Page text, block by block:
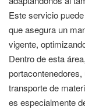
Este servicio
que asegura un
vigente,
Dentro de esta
transporte de
es especialmente